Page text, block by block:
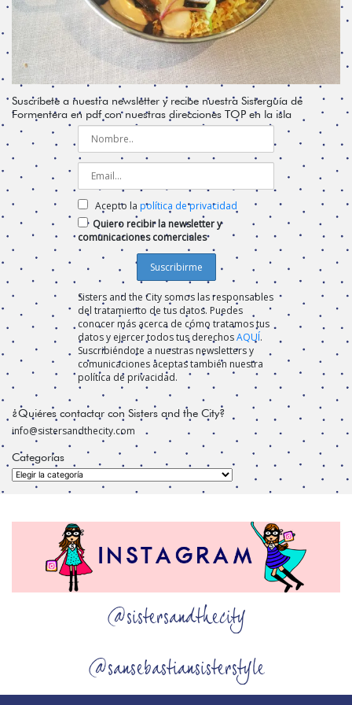
Suscríbete a nuestra newsletter y recibe nuestra Sisterguía de
Formentera en pdf con nuestras direcciones TOP en la isla
Acepto la política de privacidad
Quiero recibir la newsletter y
comunicaciones comerciales
Sisters and the City somos las responsables
del tratamiento de tus datos. Puedes
conocer más acerca de cómo tratamos tus
datos y ejercer todos tus derechosAQUÍ.
Suscribiéndote a nuestras newsletters y
comunicaciones aceptas también nuestra
política de privacidad.
¿Quiéres contactar con Sisters and the City?
info@sistersandthecity.com
Categorías
Categorías
@sistersandthecity
@sansebastiansisterstyle